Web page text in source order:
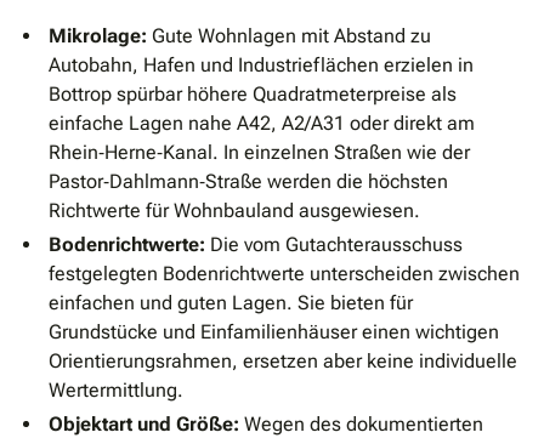
Mikrolage: Gute Wohnlagen mit Abstand zu
Autobahn, Hafen und Industrieflächen erzielen in
Bottrop spürbar höhere Quadratmeterpreise als
einfache Lagen nahe A42, A2/A31 oder direkt am
Rhein‐Herne‐Kanal. In einzelnen Straßen wie der
Pastor‐Dahlmann‐Straße werden die höchsten
Richtwerte für Wohnbauland ausgewiesen.
Bodenrichtwerte: Die vom Gutachterausschuss
festgelegten Bodenrichtwerte unterscheiden zwischen
einfachen und guten Lagen. Sie bieten für
Grundstücke und Einfamilienhäuser einen wichtigen
Orientierungsrahmen, ersetzen aber keine individuelle
Wertermittlung.
Objektart und Größe: Wegen des dokumentierten